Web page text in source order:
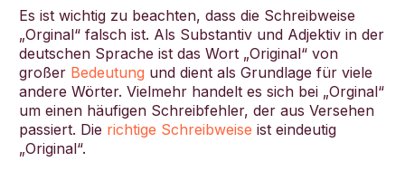
Es ist wichtig zu beachten, dass die Schreibweise
„Orginal“ falsch ist. Als Substantiv und Adjektiv in der
deutschen Sprache ist das Wort „Original“ von
großer Bedeutung und dient als Grundlage für viele
andere Wörter. Vielmehr handelt es sich bei „Orginal“
um einen häufigen Schreibfehler, der aus Versehen
passiert. Die richtige Schreibweise ist eindeutig
„Original“.